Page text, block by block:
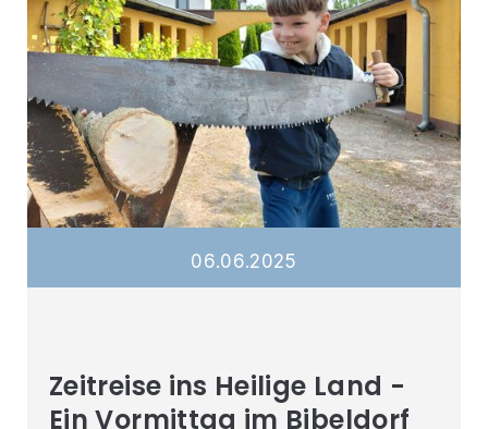
06.06.2025
Zeitreise ins Heilige Land -
Ein Vormittag im Bibeldorf